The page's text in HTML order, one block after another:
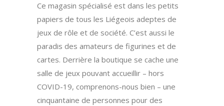
Ce magasin spécialisé est dans les petits
papiers de tous les Liégeois adeptes de
jeux de rôle et de société. C’est aussi le
paradis des amateurs de figurines et de
cartes. Derrière la boutique se cache une
salle de jeux pouvant accueillir – hors
COVID-19, comprenons-nous bien – une
cinquantaine de personnes pour des